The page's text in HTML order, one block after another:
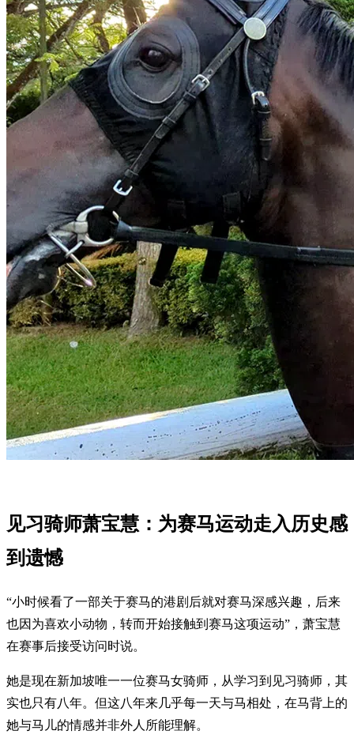
见习骑师萧宝慧：为赛马运动走入历史感
到遗憾
“小时候看了一部关于赛马的港剧后就对赛马深感兴趣，后来
也因为喜欢小动物，转而开始接触到赛马这项运动”，萧宝慧
在赛事后接受访问时说。
她是现在新加坡唯一一位赛马女骑师，从学习到见习骑师，其
实也只有八年。但这八年来几乎每一天与马相处，在马背上的
她与马儿的情感并非外人所能理解。